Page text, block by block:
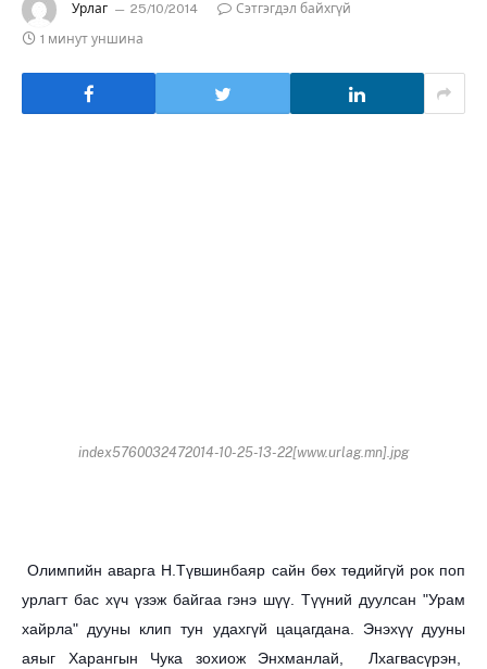
Урлаг 25/10/2014
Сэтгэгдэл байхгүй
1 минут уншина
index5760032472014-10-25-13-22[www.urlag.mn].jpg
Олимпийн аварга Н.Түвшинбаяр сайн бөх төдийгүй рок поп
урлагт бас хүч үзэж байгаа гэнэ шүү. Түүний дуулсан "Урам
хайрла" дууны клип тун удахгүй цацагдана. Энэхүү дууны
аяыг Харангын Чука зохиож Энхманлай, Лхагвасүрэн,